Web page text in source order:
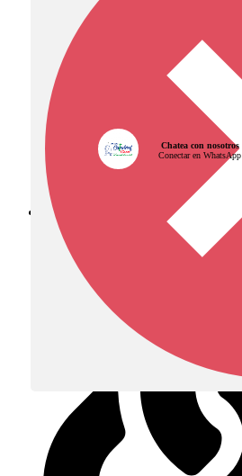
Diócesis de Zipaquirá
Chatea con nosotros
Conectar en WhatsApp